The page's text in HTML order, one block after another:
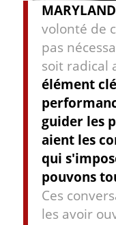
volonté de
pas
soit radical
élément
guider les
aient les
qui
pouvons
Ces
les avoir